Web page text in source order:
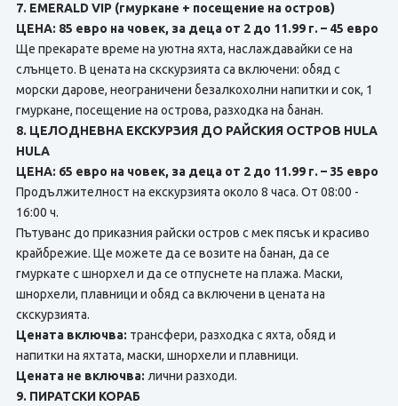
7. EMERALD VIP (гмуркане + посещение на остров)
ЦЕНА: 85 евро на човек, за деца от 2 до 11.99 г. – 45 евро
Ще прекарате време на уютна яхта, наслаждавайки се на
слънцето. В цената на скскурзията сa включени: обяд с
морски дарове, неограничени безалкохолни напитки и сок, 1
гмуркане, посещение на острова, разходка на банан.
8. ЦЕЛОДНЕВНА ЕКСКУРЗИЯ ДО РАЙСКИЯ ОСТРОВ HULA
HULA
ЦЕНА: 65 евро на човек, за деца от 2 до 11.99 г. – 35 евро
Продължителност на екскурзията около 8 часа. От 08:00 -
16:00 ч.
Пътуванс до приказния райски остров с мек пясък и красиво
крайбрежие. Ще можете да ce возите на банан, да ce
гмуркате с шнорхел и да ce отпуснете нa плажа. Маски,
шнорхели, плавници и обяд са включени в цената на
скскурзията.
Цената включва: трансфери, разходка с яхта, обяд и
напитки на яхтата, маски, шнорхели и плавници.
Цената не включва: лични разходи.
9. ПИРАТСКИ КОРАБ